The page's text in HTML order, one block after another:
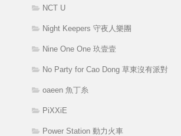
NCT U
Night Keepers 守夜人樂團
Nine One One 玖壹壹
No Party for Cao Dong 草東沒有派對
oaeen 魚丁糸
PiXXiE
Power Station 動力火車